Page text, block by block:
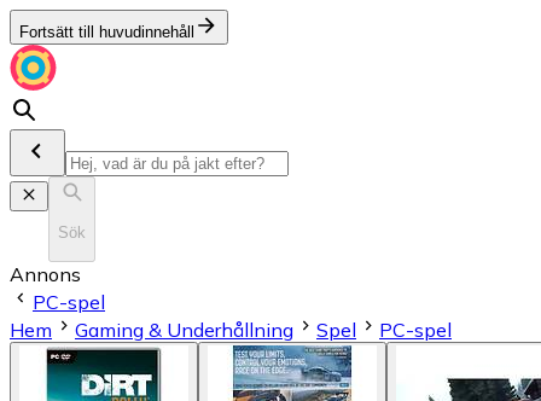
Fortsätt till huvudinnehåll
Sök
Annons
PC-spel
Hem
Gaming & Underhållning Spel PC-spel